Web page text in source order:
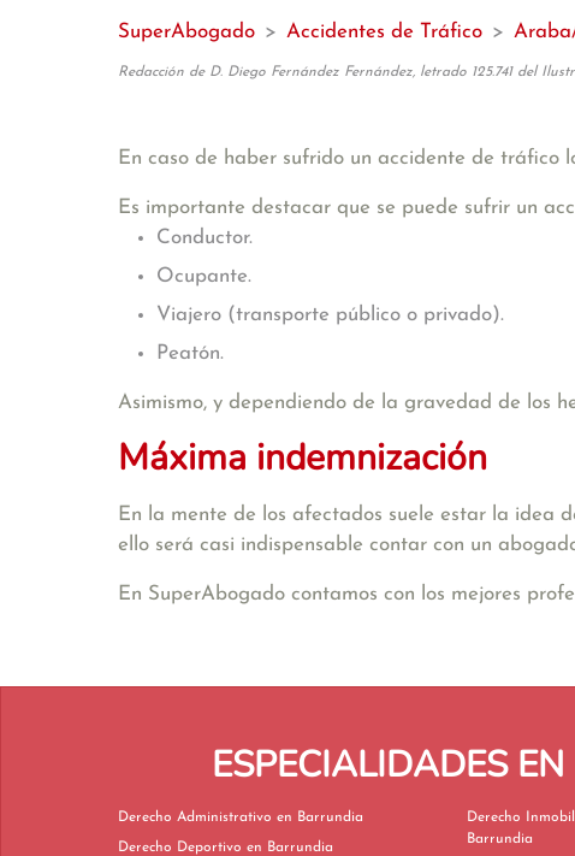
SuperAbogado > Accidentes de Tráfico >
Redacción de D. Diego Fernández Fernández, letrado 125.741 del
En caso de haber sufrido un accidente de
Es importante destacar que se puede sufrir un
Conductor.
Ocupante.
Viajero (transporte público o privado).
Peatón.
Asimismo, y dependiendo de la gravedad de los
Máxima indemnización
En la mente de los afectados suele estar la idea
ello será casi indispensable contar con un
En SuperAbogado contamos con los mejores
ESPECIALIDADES
Derecho Administrativo en Barrundia
Derecho Deportivo en Barrundia
Derecho
Barrundia